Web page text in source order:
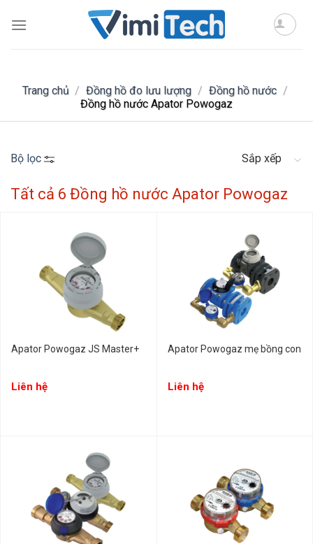
Trang chủ / Đồng hồ đo lưu lượng / Đồng hồ nước /
Đồng hồ nước Apator Powogaz
Bộ lọc Sắp xếp
Tất cả 6 Đồng hồ nước Apator Powogaz
Apator Powogaz JS Master+
Liên hệ
Apator Powogaz mẹ bồng con
Liên hệ